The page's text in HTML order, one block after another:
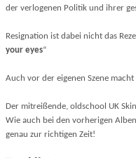
der verlogenen Politik und ihrer
Resignation ist dabei nicht das
your eyes“
Auch vor der eigenen Szene
Der mitreißende, oldschool UK
Wie auch bei den vorherigen
genau zur richtigen Zeit!